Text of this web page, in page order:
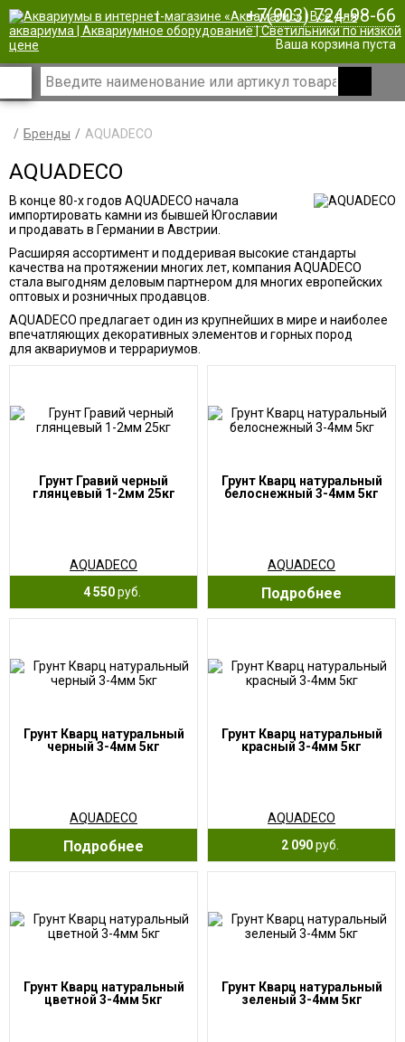
| +7(903) 724-98-66
Ваша корзина пуста
Бренды AQUADECO
AQUADECO
В конце 80-х годов AQUADECO начала
импортировать камни из бывшей Югославии
и продавать в Германии в Австрии.
Расширяя ассортимент и поддеривая высокие стандарты
качества на протяжении многих лет, компания AQUADECO
стала выгодням деловым партнером для многих европейских
оптовых и розничных продавцов.
AQUADECO предлагает один из крупнейших в мире и наиболее
впечатляющих декоративных элементов и горных пород
для аквариумов и террариумов.
Грунт Гравий черный
глянцевый 1-2мм 25кг
AQUADECO
4 550руб.
Грунт Кварц натуральный
белоснежный 3-4мм 5кг
AQUADECO
Подробнее
Грунт Кварц натуральный
черный 3-4мм 5кг
AQUADECO
Подробнее
Грунт Кварц натуральный
красный 3-4мм 5кг
AQUADECO
2 090руб.
Грунт Кварц натуральный
цветной 3-4мм 5кг
Грунт Кварц натуральный
зеленый 3-4мм 5кг